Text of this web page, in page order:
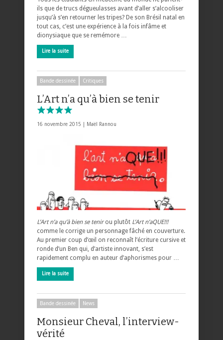
ils que de trucs dégueulasses avant d’aller s’alcooliser
jusqu’à s’en retourner les tripes? De son Brésil natal en
tout cas, c’est une expérience à la fois infâme et
dionysiaque que se remémore …
Lire la suite
Bande dessinée Critiques
L’Art n’a qu’à bien se tenir
16 novembre 2015 | Maël Rannou
L’Art n’a qu’à bien se tenirou plutôt L’Art n’aQUE!!!
comme le corrige un personnage fâché en couverture.
Au premier coup d’œil on reconnaît l’écriture cursive et
ronde d’un Ben qui, d’artiste innovant, s’est
rapidement complu en auteur d’aphorismes pour …
Lire la suite
Bande dessinée News
Monsieur Cheval, l’interview-
vérité